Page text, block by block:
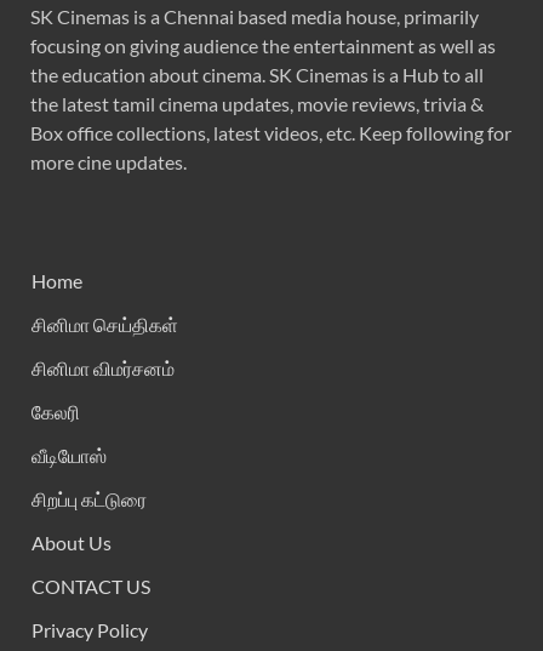
SK Cinemas is a Chennai based media house, primarily
focusing on giving audience the entertainment as well as
the education about cinema. SK Cinemas is a Hub to all
the latest tamil cinema updates, movie reviews, trivia &
Box office collections, latest videos, etc. Keep following for
more cine updates.
Home
சினிமா செய்திகள்
சினிமா விமர்சனம்
கேலரி
வீடியோஸ்
சிறப்பு கட்டுரை
About Us
CONTACT US
Privacy Policy